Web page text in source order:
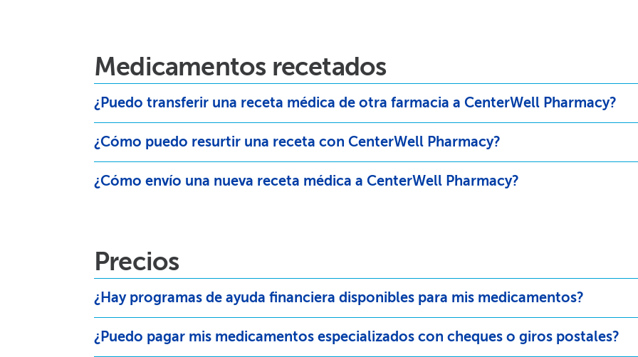
Medicamentos recetados​​
¿Puedo transferir una receta médica de otra farmacia a CenterWell Pharmacy?​​
¿Cómo puedo resurtir una receta con CenterWell Pharmacy?​​
¿Cómo envío una nueva receta médica a CenterWell Pharmacy?​​
Precios​​
¿Hay programas de ayuda financiera disponibles para mis medicamentos?​​
¿Puedo pagar mis medicamentos especializados con cheques o giros postales?​​